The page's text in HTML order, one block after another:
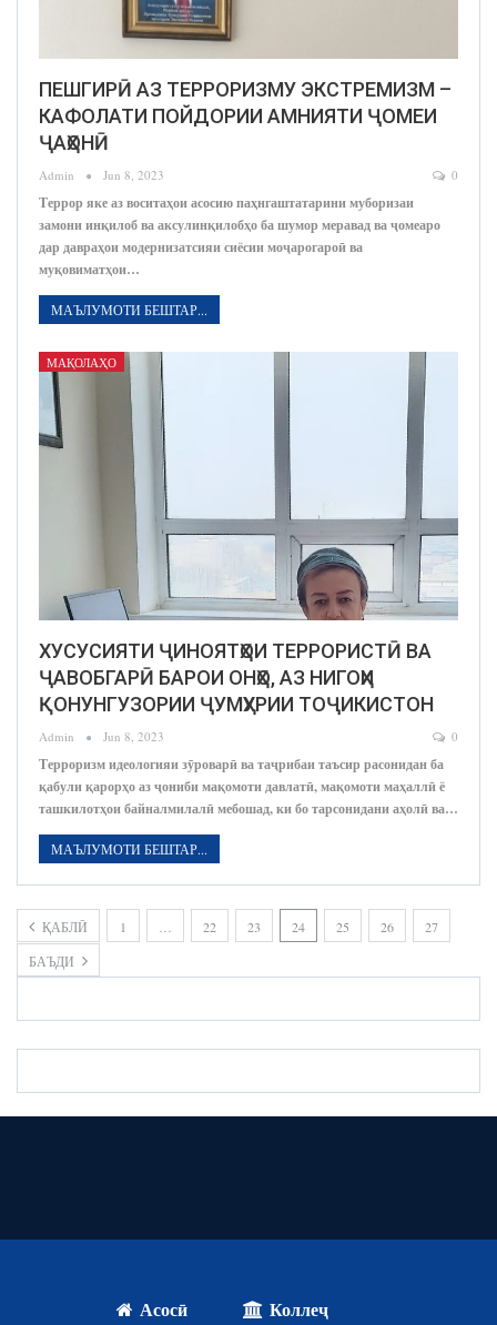
ПЕШГИРӢ АЗ ТЕРРОРИЗМУ ЭКСТРЕМИЗМ –
КАФОЛАТИ ПОЙДОРИИ АМНИЯТИ ҶОМЕИ
ҶАҲОНӢ
Admin Jun 8, 2023 0
Террор яке аз воситаҳои асосию паҳнгаштатарини муборизаи
замони инқилоб ва аксулинқилобҳо ба шумор меравад ва ҷомеаро
дар давраҳои модернизатсияи сиёсии моҷарогароӣ ва
муқовиматҳои…
МАЪЛУМОТИ БЕШТАР...
МАҚОЛАҲО
ХУСУСИЯТИ ҶИНОЯТҲОИ ТЕРРОРИСТӢ ВА
ҶАВОБГАРӢ БАРОИ ОНҲО, АЗ НИГОҲИ
ҚОНУНГУЗОРИИ ҶУМҲУРИИ ТОҶИКИСТОН
Admin Jun 8, 2023 0
Терроризм идеологияи зӯроварӣ ва таҷрибаи таъсир расонидан ба
қабули қарорҳо аз ҷониби мақомоти давлатӣ, мақомоти маҳаллӣ ё
ташкилотҳои байналмилалӣ мебошад, ки бо тарсонидани аҳолӣ ва…
МАЪЛУМОТИ БЕШТАР...
ҚАБЛӢ 1 22 23 24 25 26
27
БАЪДИ
Асосӣ Коллеҷ